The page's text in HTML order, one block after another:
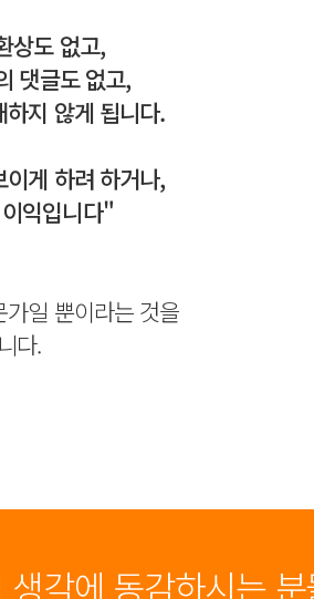
상도 없고,
댓글도 없고,
지 않게 됩니다.
게 하려 하거나,
익입니다"
일 뿐이라는 것을
다.
생각에 동감하시는 분